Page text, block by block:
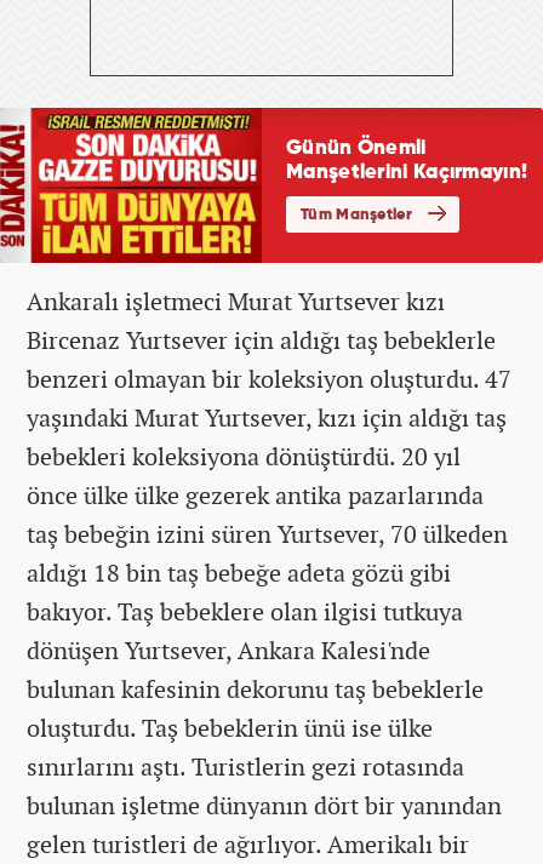
Ankaralı işletmeci Murat Yurtsever kızı
Bircenaz Yurtsever için aldığı taş bebeklerle
benzeri olmayan bir koleksiyon oluşturdu. 47
yaşındaki Murat Yurtsever, kızı için aldığı taş
bebekleri koleksiyona dönüştürdü. 20 yıl
önce ülke ülke gezerek antika pazarlarında
taş bebeğin izini süren Yurtsever, 70 ülkeden
aldığı 18 bin taş bebeğe adeta gözü gibi
bakıyor. Taş bebeklere olan ilgisi tutkuya
dönüşen Yurtsever, Ankara Kalesi'nde
bulunan kafesinin dekorunu taş bebeklerle
oluşturdu. Taş bebeklerin ünü ise ülke
sınırlarını aştı. Turistlerin gezi rotasında
bulunan işletme dünyanın dört bir yanından
gelen turistleri de ağırlıyor. Amerikalı bir